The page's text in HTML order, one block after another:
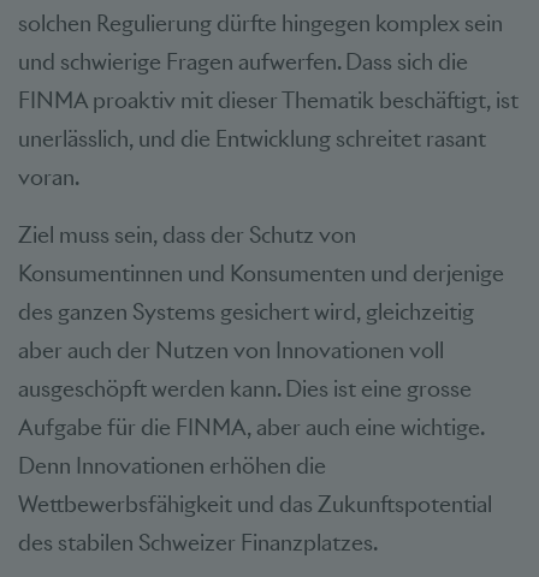
solchen Regulierung dürfte hingegen komplex sein
und schwierige Fragen aufwerfen. Dass sich die
FINMA proaktiv mit dieser Thematik beschäftigt, ist
unerlässlich, und die Entwicklung schreitet rasant
voran.
Ziel muss sein, dass der Schutz von
Konsumentinnen und Konsumenten und derjenige
des ganzen Systems gesichert wird, gleichzeitig
aber auch der Nutzen von Innovationen voll
ausgeschöpft werden kann. Dies ist eine grosse
Aufgabe für die FINMA, aber auch eine wichtige.
Denn Innovationen erhöhen die
Wettbewerbsfähigkeit und das Zukunftspotential
des stabilen Schweizer Finanzplatzes.